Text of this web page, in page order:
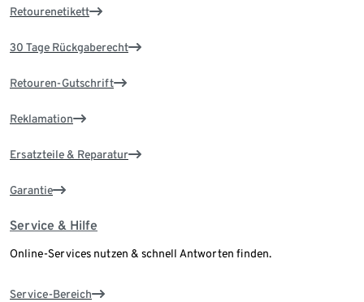
Retourenetikett
30 Tage Rückgaberecht
Retouren-Gutschrift
Reklamation
Ersatzteile & Reparatur
Garantie
Service & Hilfe
Online-Services nutzen & schnell Antworten finden.
Service-Bereich